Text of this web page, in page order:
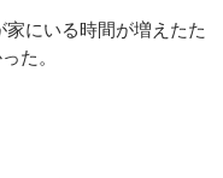
にいる時間が増えたた
た。